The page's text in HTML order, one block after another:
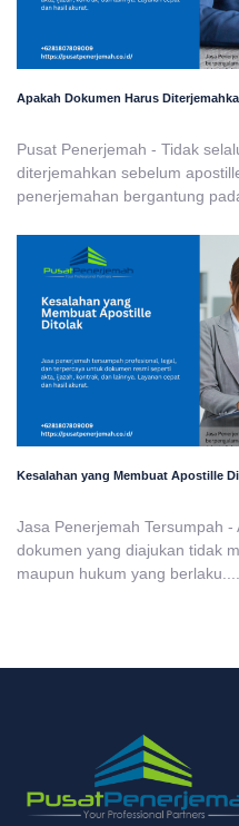
Apakah Dokumen Harus
Pusat Penerjemah - Tidak
diterjemahkan sebelum
penerjemahan bergantung
Kesalahan yang Membuat Apostille
Jasa Penerjemah Tersumpah
dokumen yang diajukan tidak
maupun hukum yang berlaku....